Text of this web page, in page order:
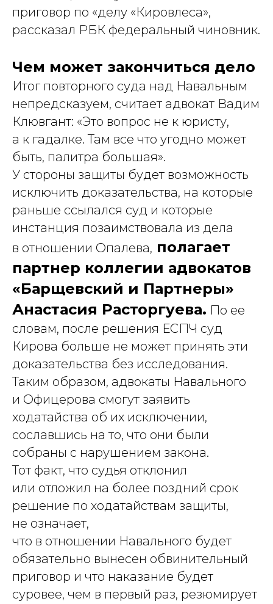
приговор по «делу «Кировлеса»,
рассказал РБК федеральный чиновник.
Чем может закончиться дело
Итог повторного суда над Навальным
непредсказуем, считает адвокат Вадим
Клювгант: «Это вопрос не к юристу,
а к гадалке. Там все что угодно может
быть, палитра большая».
У стороны защиты будет возможность
исключить доказательства, на которые
раньше ссылался суд и которые
инстанция позаимствовала из дела
в отношении Опалева, полагает
партнер коллегии адвокатов
«Барщевский и Партнеры»
Анастасия Расторгуева. По ее
словам, после решения ЕСПЧ суд
Кирова больше не может принять эти
доказательства без исследования.
Таким образом, адвокаты Навального
и Офицерова смогут заявить
ходатайства об их исключении,
сославшись на то, что они были
собраны с нарушением закона.
Тот факт, что судья отклонил
или отложил на более поздний срок
решение по ходатайствам защиты,
не означает,
что в отношении Навального будет
обязательно вынесен обвинительный
приговор и что наказание будет
суровее, чем в первый раз, резюмирует
Услуги
Наследование и передача капитала
Предотвращение и урегулирование
Меню
О нас
Кейсы
Пресс-центр
Блог
Контакты
+7 (926) 221-36-77
+7 (499) 394-39-77
info@arfemida.ru
Стоимость услуг рассчитывается
Политика обработки персональных данных
Адвокатский кабинет Расторгуевой
Адвокат адвокатской палаты города